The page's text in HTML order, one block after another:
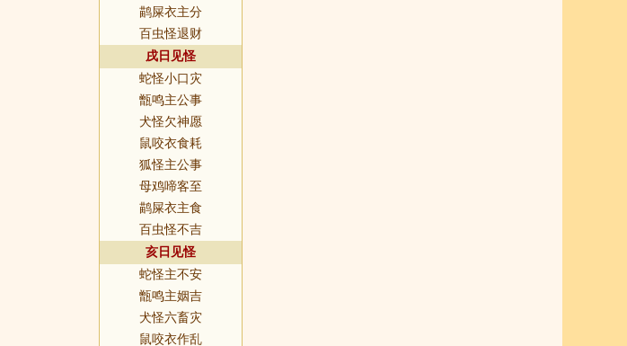
鹋屎衣主分
百虫怪退财
戌日见怪
蛇怪小口灾
甑鸣主公事
犬怪欠神愿
鼠咬衣食耗
狐怪主公事
母鸡啼客至
鹋屎衣主食
百虫怪不吉
亥日见怪
蛇怪主不安
甑鸣主姻吉
犬怪六畜灾
鼠咬衣作乱